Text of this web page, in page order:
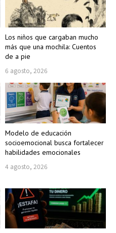
Los niños que cargaban mucho
más que una mochila: Cuentos
de a pie
6 agosto, 2026
Modelo de educación
socioemocional busca fortalecer
habilidades emocionales
4 agosto, 2026